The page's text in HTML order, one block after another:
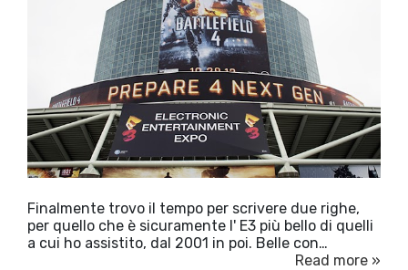
Finalmente trovo il tempo per scrivere due righe,
per quello che è sicuramente l' E3 più bello di quelli
a cui ho assistito, dal 2001 in poi. Belle con…
Read more »